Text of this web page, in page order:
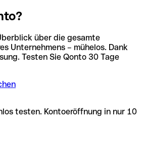
über die gesamte
Unternehmens – mühelos. Dank
Testen Sie Qonto 30 Tage
testen. Kontoeröffnung in nur 10